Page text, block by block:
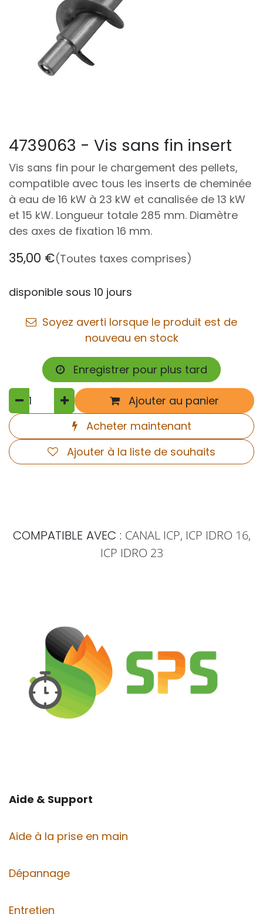
4739063 - Vis sans fin insert
Vis sans fin pour le chargement des pellets,
compatible avec tous les inserts de cheminée
à eau de 16 kW à 23 kW et canalisée de 13 kW
et 15 kW. Longueur totale 285 mm. Diamètre
des axes de fixation 16 mm.
35,00 €(Toutes taxes comprises)
disponible sous 10 jours
Soyez averti lorsque le produit est de
nouveau en stock
Enregistrer pour plus tard
Ajouter au panier
Acheter maintenant
Ajouter à la liste de souhaits
COMPATIBLE AVEC : CANAL ICP, ICP IDRO 16,
ICP IDRO 23
Aide & Support
Aide à la prise en main
Dépannage
Entretien